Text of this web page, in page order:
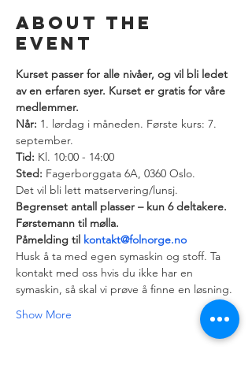
About the
event
Kurset passer for alle nivåer, og vil bli ledet
av en erfaren syer. Kurset er gratis for våre
medlemmer.
Når: 1. lørdag i måneden. Første kurs: 7.
Tid:
Sted: Fagerborggata 6A, 0360 Oslo.
Det vil bli lett matservering/lunsj.
Begrenset antall plasser – kun 6 deltakere.
Førstemann til mølla.
Påmelding til kontakt@folnorge.no
Husk å ta med egen symaskin og stoff. Ta
kontakt med oss hvis du ikke har en
symaskin, så skal vi prøve å finne en løsning.
Show More